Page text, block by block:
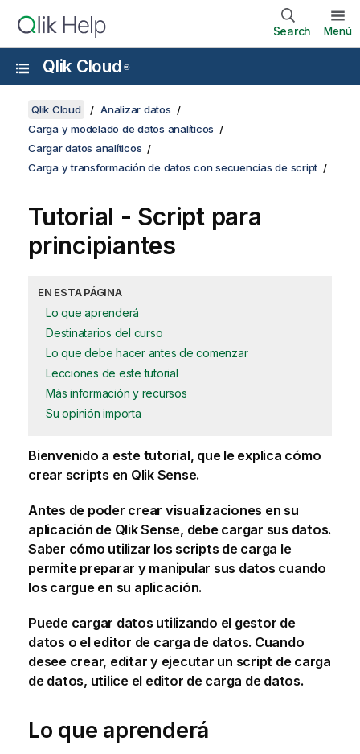
Search Menú
Qlik Cloud ®
Qlik Cloud
Analizar datos
Carga y modelado de datos analíticos
Cargar datos analíticos
Carga y transformación de datos con secuencias de script
Tutorial - Script para
principiantes
EN ESTA PÁGINA
Lo que aprenderá
Destinatarios del curso
Lo que debe hacer antes de comenzar
Lecciones de este tutorial
Más información y recursos
Su opinión importa
Bienvenido a este tutorial, que le explica cómo
crear scripts en Qlik Sense.
Antes de poder crear visualizaciones en su
aplicación de Qlik Sense, debe cargar sus datos.
Saber cómo utilizar los scripts de carga le
permite preparar y manipular sus datos cuando
los cargue en su aplicación.
Puede cargar datos utilizando el gestor de
datos o el editor de carga de datos. Cuando
desee crear, editar y ejecutar un script de carga
de datos, utilice el editor de carga de datos.
Lo que aprenderá